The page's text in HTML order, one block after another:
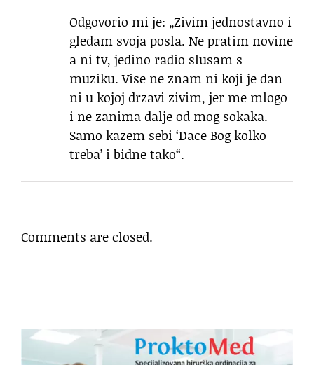
Odgovorio mi je: „Zivim jednostavno i
gledam svoja posla. Ne pratim novine
a ni tv, jedino radio slusam s
muziku. Vise ne znam ni koji je dan
ni u kojoj drzavi zivim, jer me mlogo
i ne zanima dalje od mog sokaka.
Samo kazem sebi ‘Dace Bog kolko
treba’ i bidne tako“.
Comments are closed.